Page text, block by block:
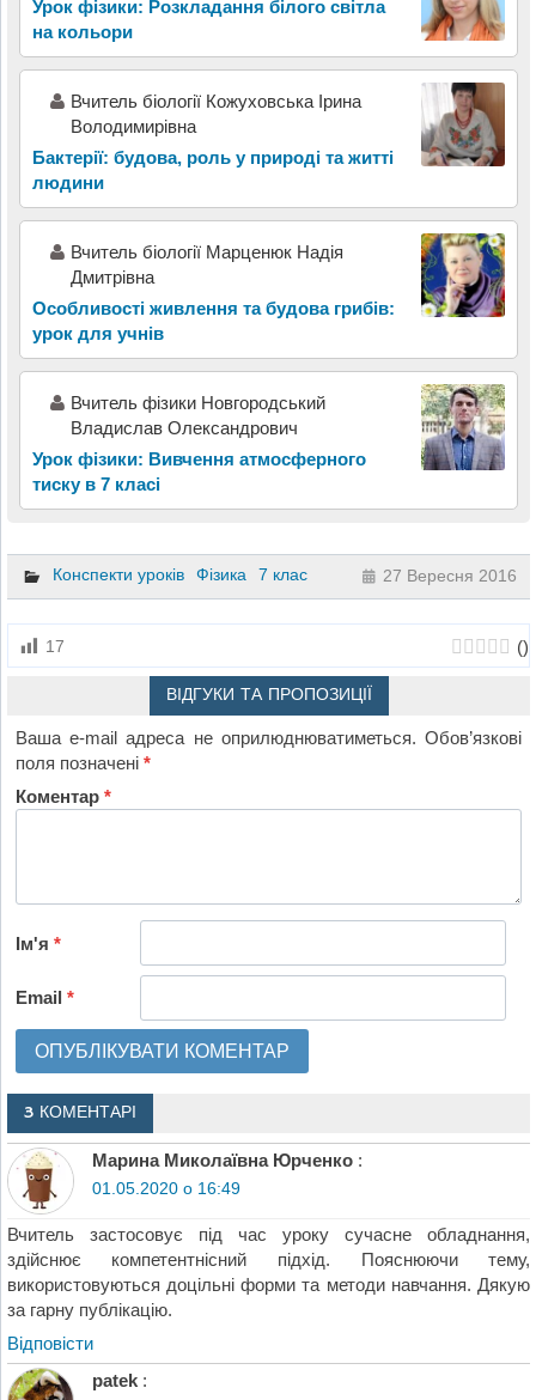
Урок фізики: Розкладання білого світла
на кольори
Вчитель біології Кожуховська Ірина
Володимирівна
Бактерії: будова, роль у природі та житті
людини
Вчитель біології Марценюк Надія
Дмитрівна
Особливості живлення та будова грибів:
урок для учнів
Вчитель фізики Новгородський
Владислав Олександрович
Урок фізики: Вивчення атмосферного
тиску в 7 класі
Конспекти уроків Фізика 7 клас 27 Вересня 2016
17 ()
ВІДГУКИ ТА ПРОПОЗИЦІЇ
Ваша e-mail адреса не оприлюднюватиметься. Обов’язкові
поля позначені*
Коментар*
Ім'я*
Email*
3 КОМЕНТАРІ
Марина Миколаївна Юрченко :
01.05.2020 о 16:49
Вчитель застосовує під час уроку сучасне обладнання,
здійснює компетентнісний підхід. Пояснюючи тему,
використовуються доцільні форми та методи навчання. Дякую
за гарну публікацію.
Відповіcти
patek :